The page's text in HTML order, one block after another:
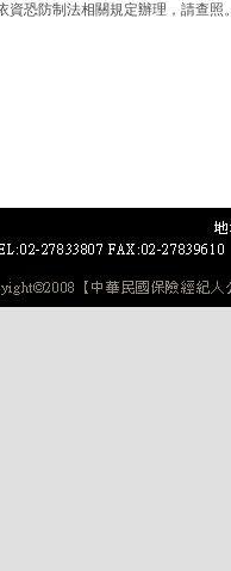
恐防制法相關規定辦理，請查照。